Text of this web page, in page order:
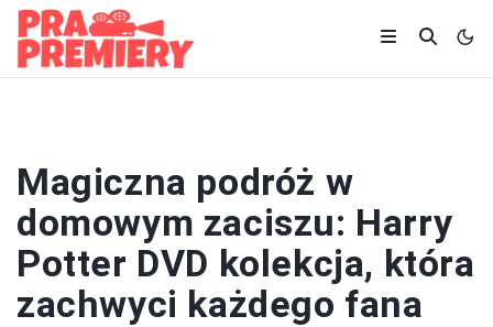
Magiczna podróż w
domowym zaciszu: Harry
Potter DVD kolekcja, która
zachwyci każdego fana